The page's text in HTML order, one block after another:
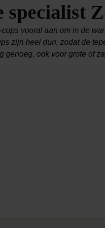
specialist
cups vooral aan om in de
zijn heel dun, zodat de
genoeg, ook voor grote of